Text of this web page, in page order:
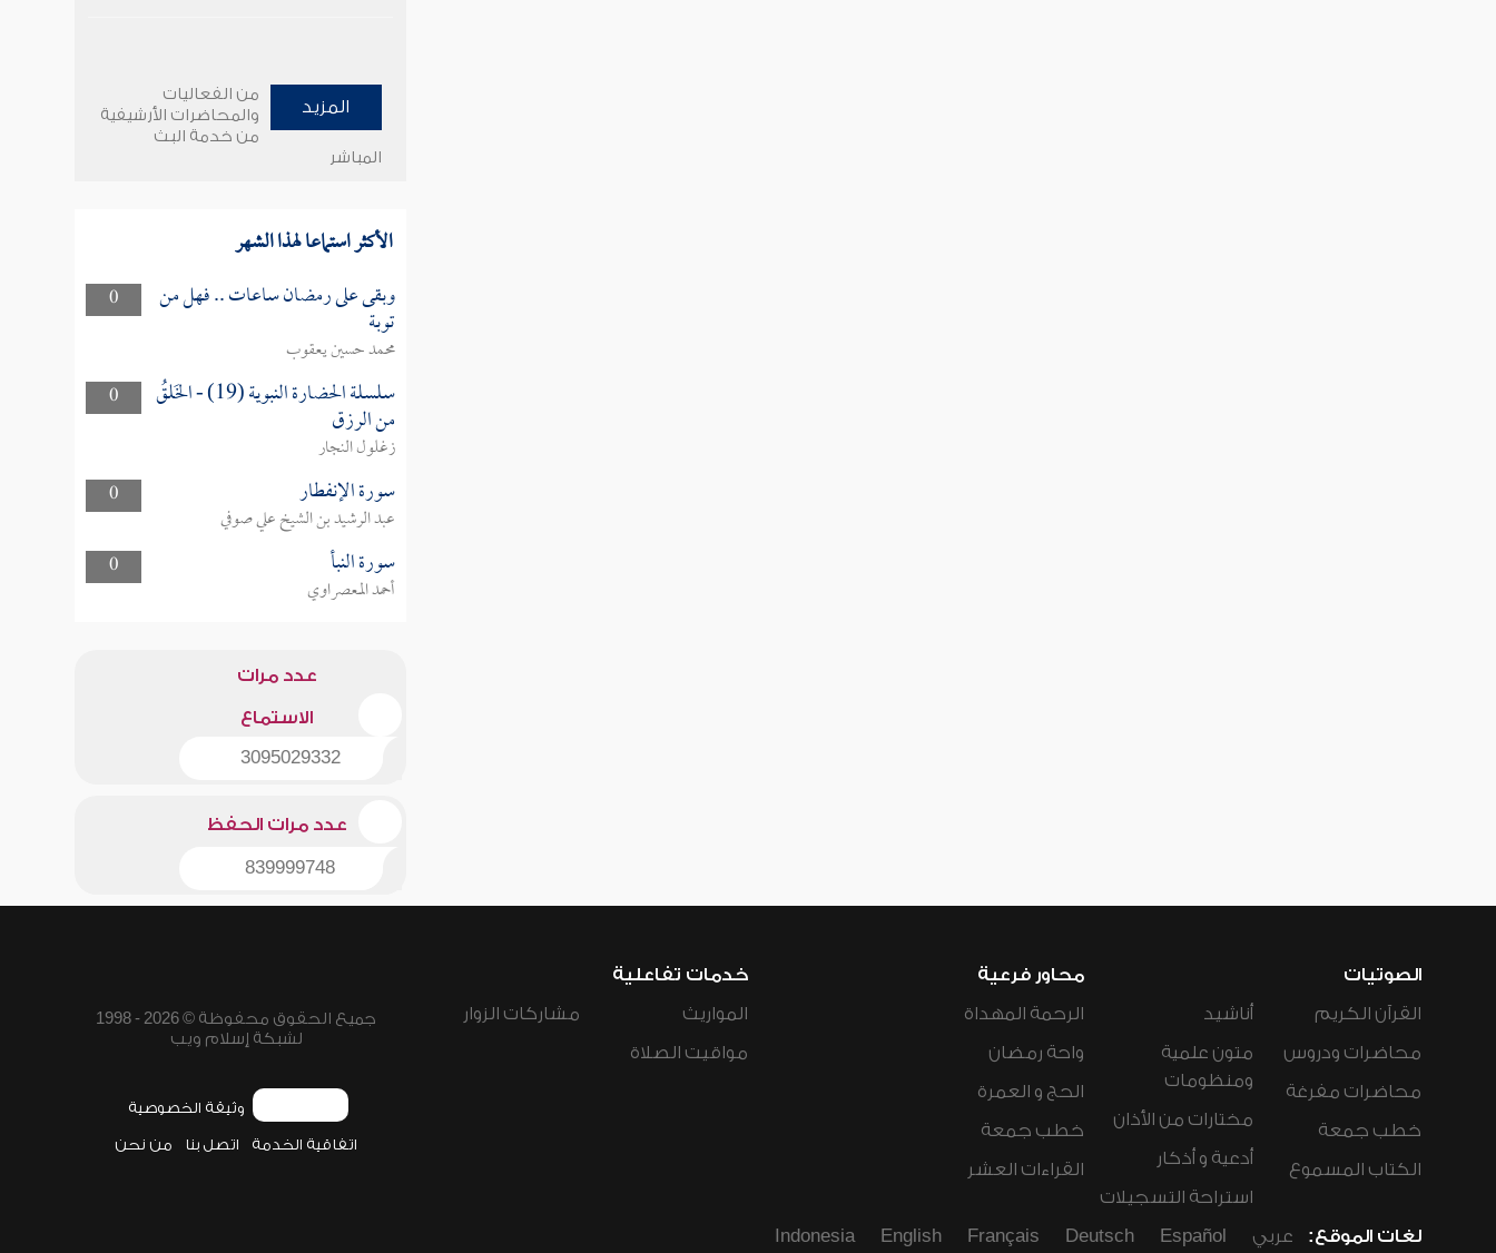
المزيد
من الفعاليات
والمحاضرات الأرشيفية
من خدمة البث
المباشر
الأكثر استماعا لهذا الشهر
0 وبقى على رمضان ساعات .. فهل من
توبة
محمد حسين يعقوب
0
سلسلة الحضارة النبوية (19) - الخَلقُ
من الرزق
زغلول النجار
0
سورة الإنفطار
عبد الرشيد بن الشيخ علي صوفي
0
سورة النبأ
أحمد المعصراوي
عدد مرات
الاستماع
3095029332
عدد مرات الحفظ
839999748
الصوتيات
القرآن الكريم
محاضرات ودروس
محاضرات مفرغة
خطب جمعة
الكتاب المسموع
أناشيد
متون علمية
ومنظومات
مختارات من الأذان
أدعية و أذكار
استراحة التسجيلات
محاور فرعية
الرحمة المهداة
واحة رمضان
الحج و العمرة
خطب جمعة
القراءات العشر
خدمات تفاعلية
المواريث
مواقيت الصلاة
مشاركات الزوار
جميع الحقوق محفوظة © 2026 - 1998
لشبكة إسلام ويب
وثيقة الخصوصية
اتفاقية الخدمة اتصل بنا من نحن
لغات الموقع: عربي Español
Deutsch
Français
English
Indonesia